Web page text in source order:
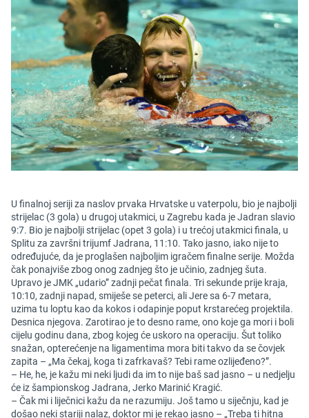
U finalnoj seriji za naslov prvaka Hrvatske u vaterpolu, bio je najbolji
strijelac (3 gola) u drugoj utakmici, u Zagrebu kada je Jadran slavio
9:7. Bio je najbolji strijelac (opet 3 gola) i u trećoj utakmici finala, u
Splitu za završni trijumf Jadrana, 11:10. Tako jasno, iako nije to
određujuće, da je proglašen najboljim igračem finalne serije. Možda
čak ponajviše zbog onog zadnjeg što je učinio, zadnjeg šuta.
Upravo je JMK „udario” zadnji pečat finala. Tri sekunde prije kraja,
10:10, zadnji napad, smiješe se peterci, ali Jere sa 6-7 metara,
uzima tu loptu kao da kokos i odapinje poput krstarećeg projektila.
Desnica njegova. Zarotirao je to desno rame, ono koje ga mori i boli
cijelu godinu dana, zbog kojeg će uskoro na operaciju. Šut toliko
snažan, opterećenje na ligamentima mora biti takvo da se čovjek
zapita – „Ma čekaj, koga ti zafrkavaš? Tebi rame ozlijeđeno?”.
– He, he, je kažu mi neki ljudi da im to nije baš sad jasno – u nedjelju
će iz šampionskog Jadrana, Jerko Marinić Kragić.
– Čak mi i liječnici kažu da ne razumiju. Još tamo u siječnju, kad je
došao neki stariji nalaz, doktor mi je rekao jasno – „Treba ti hitna